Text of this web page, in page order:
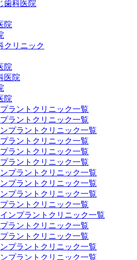
歯科医院
院
クリニック
院
医院
院
ラントクリニック一覧
ラントクリニック一覧
プラントクリニック一覧
ラントクリニック一覧
ラントクリニック一覧
ラントクリニック一覧
プラントクリニック一覧
プラントクリニック一覧
プラントクリニック一覧
ラントクリニック一覧
ンプラントクリニック一覧
ラントクリニック一覧
ラントクリニック一覧
プラントクリニック一覧
プラントクリニック一覧